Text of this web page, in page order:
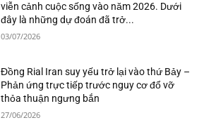
viễn cảnh cuộc sống vào năm 2026. Dưới
đây là những dự đoán đã trở...
03/07/2026
Đồng Rial Iran suy yếu trở lại vào thứ Bảy –
Phản ứng trực tiếp trước nguy cơ đổ vỡ
thỏa thuận ngưng bắn
27/06/2026